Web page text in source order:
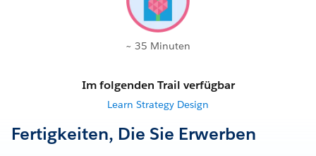
~ 35 Minuten
Im folgenden Trail verfügbar
Learn Strategy Design
Fertigkeiten, Die Sie Erwerben